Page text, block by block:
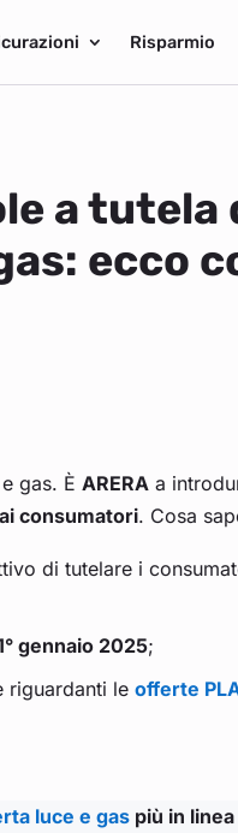
Risparmio
a tutela
ecco
gas. È ARERAa
consumatori. Cosa
di tutelare i
gennaio 2025;
riguardanti leofferte
luce e gaspiù in linea